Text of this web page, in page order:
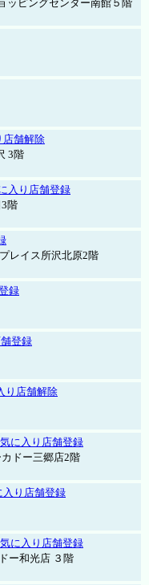
ピングセンター南館５階
店舗解除
3階
入り店舗登録
階
レイス所沢北原2階
録
登録
り店舗解除
に入り店舗登録
ドー三郷店2階
入り店舗登録
に入り店舗登録
ー和光店 ３階